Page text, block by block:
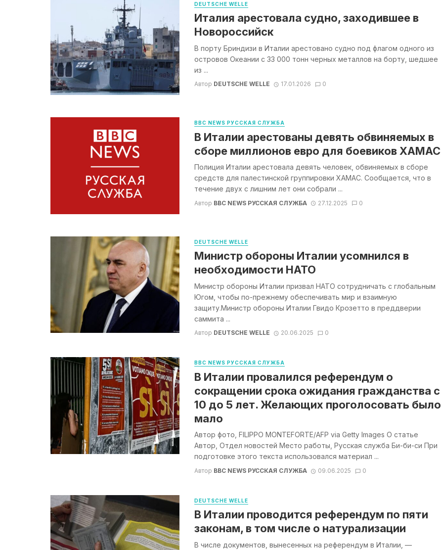
DEUTSCHE WELLE
Италия арестовала судно, заходившее в
Новороссийск
В порту Бриндизи в Италии арестовано судно под флагом одного из
островов Океании с 33 000 тонн черных металлов на борту, шедшее
из ...
Автор DEUTSCHE WELLE 17.01.2026 0
BBC NEWS РУССКАЯ СЛУЖБА
В Италии арестованы девять обвиняемых в
сборе миллионов евро для боевиков ХАМАС
Полиция Италии арестовала девять человек, обвиняемых в сборе
средств для палестинской группировки ХАМАС. Сообщается, что в
течение двух с лишним лет они собрали ...
Автор BBC NEWS РУССКАЯ СЛУЖБА 27.12.2025 0
DEUTSCHE WELLE
Министр обороны Италии усомнился в
необходимости НАТО
Министр обороны Италии призвал НАТО сотрудничать с глобальным
Югом, чтобы по-прежнему обеспечивать мир и взаимную
защиту.Министр обороны Италии Гвидо Крозетто в преддверии
саммита ...
Автор DEUTSCHE WELLE 20.06.2025 0
BBC NEWS РУССКАЯ СЛУЖБА
В Италии провалился референдум о
сокращении срока ожидания гражданства с
10 до 5 лет. Желающих проголосовать было
мало
Автор фото, FILIPPO MONTEFORTE/AFP via Getty Images О статье
Автор, Отдел новостей Место работы, Русская служба Би-би-си При
подготовке этого текста использовался материал ...
Автор BBC NEWS РУССКАЯ СЛУЖБА 09.06.2025 0
DEUTSCHE WELLE
В Италии проводится референдум по пяти
законам, в том числе о натурализации
В числе документов, вынесенных на референдум в Италии, —